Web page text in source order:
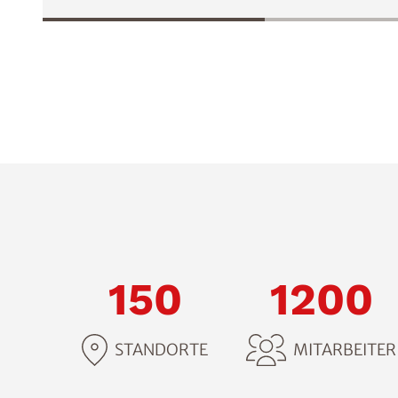
150
STANDORTE
1200
MITARBEITER